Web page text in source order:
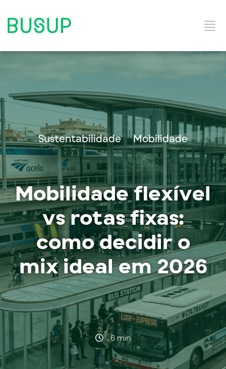
Categorias do Blog
Ebooks
Soluções e Serviços
Sustentabilidade Mobilidade
Mobilidade flexível
vs rotas fixas:
como decidir o
mix ideal em 2026
·
6 min